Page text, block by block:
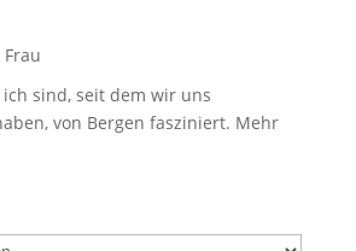
sind, seit dem wir uns
von Bergen fasziniert. Mehr